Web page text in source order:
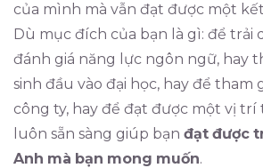
của mình mà vẫn đạt được một
Dù mục đích của bạn là gì: để trải
đánh giá năng lực ngôn ngữ, hay
sinh đầu vào đại học, hay để tham
công ty, hay để đạt được một vị
luôn sẵn sàng giúp bạn đạt được
Anh mà bạn mong muốn.